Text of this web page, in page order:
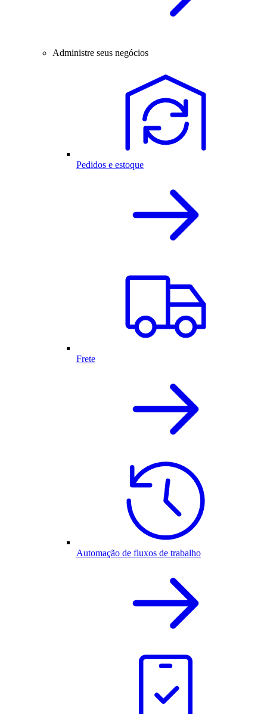
Administre seus negócios
Pedidos e estoque
Frete
Automação de fluxos de trabalho